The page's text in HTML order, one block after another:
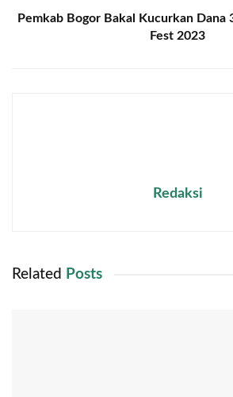
Pemkab Bogor Bakal Kucurkan Dana
Fest 2023
Redaksi
Related Posts